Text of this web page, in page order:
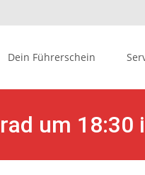
Dein Führerschein
um 18:30